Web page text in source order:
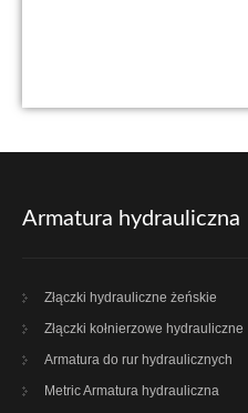
Armatura hydrauliczna
Złączki hydrauliczne żeńskie
Złączki kołnierzowe hydrauliczne
Armatura do rur hydraulicznych
Metric Armatura hydrauliczna